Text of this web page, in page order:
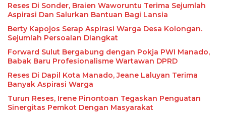
Reses Di Sonder, Braien Waworuntu Terima Sejumlah
Aspirasi Dan Salurkan Bantuan Bagi Lansia
Berty Kapojos Serap Aspirasi Warga Desa Kolongan.
Sejumlah Persoalan Diangkat
Forward Sulut Bergabung dengan Pokja PWI Manado,
Babak Baru Profesionalisme Wartawan DPRD
Reses Di Dapil Kota Manado, Jeane Laluyan Terima
Banyak Aspirasi Warga
Turun Reses, Irene Pinontoan Tegaskan Penguatan
Sinergitas Pemkot Dengan Masyarakat